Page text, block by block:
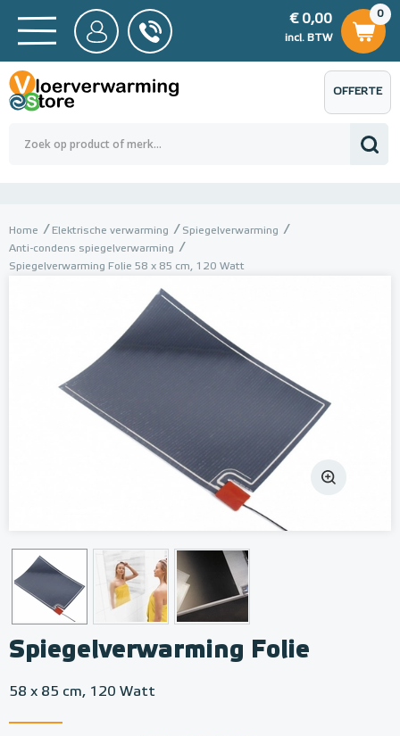
BTW
0,00
0
€ 0,00
incl. BTW
€ 0,00
OFFERTE
AANVRAGEN
Home Elektrische verwarming
Spiegelverwarming
Anti-condens spiegelverwarming
Spiegelverwarming Folie 58 x 85 cm, 120 Watt
Spiegelverwarming Folie
58 x 85 cm, 120 Watt